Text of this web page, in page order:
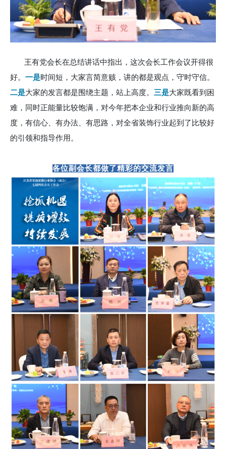
王有党会长在总结讲话中指出，这次会长工作会议开得很
好。 一是时间短，大家言简意赅，讲的都是观点，守时守信。
二是大家的发言都是围绕主题，站上高度。 三是大家既看到困
难，同时正能量比较饱满，对今年把本企业和行业推向新的高
度，有信心、有办法、有思路，对全省装饰行业起到了比较好
的引领和指导作用。
各位副会长都做了精彩的交流发言